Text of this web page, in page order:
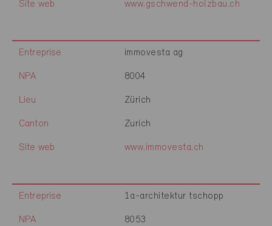
Site web www.gschwend-holzbau.ch
Entreprise immovesta ag
NPA 8004
Lieu Zürich
Canton Zurich
Site web www.immovesta.ch
Entreprise 1a-architektur tschopp
NPA 8053